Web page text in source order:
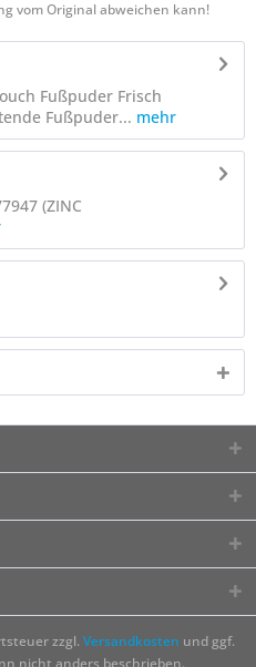
vom Original abweichen kann!
Fußpuder Frisch
Fußpuder... mehr
(ZINC
zzgl. Versandkosten und ggf.